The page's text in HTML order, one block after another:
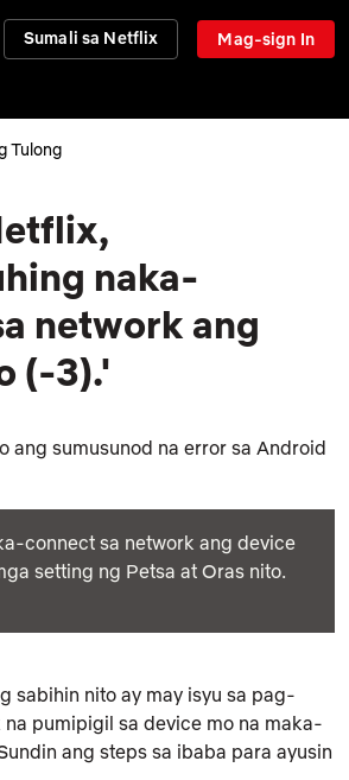
Sumali sa Netflix Mag-sign In
Tulong
naka-
network ang
(-3).'
ang sumusunod na error sa Android
connect sa network ang device
setting ng Petsa at Oras nito.
sabihin nito ay may isyu sa pag-
pumipigil sa device mo na maka-
ang steps sa ibaba para ayusin